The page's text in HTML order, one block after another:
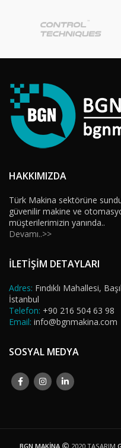
HAKKIMIZDA
Türk Makina sektörüne
güvenilir makine ve
müşterilerimizin yanında..
Devamı..>>
İLETİŞİM DETAYLARI
Adres: Fındıklı Mahallesi,
İstanbul
Telefon: +90 216 504 63 98
Email: info@bgnmakina.com
SOSYAL MEDYA
BGN MAKİNA 2020 TASARIM